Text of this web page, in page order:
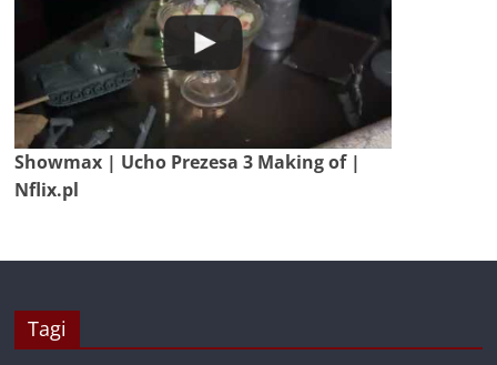
Showmax | Ucho Prezesa 3 Making of |
Nflix.pl
Tagi